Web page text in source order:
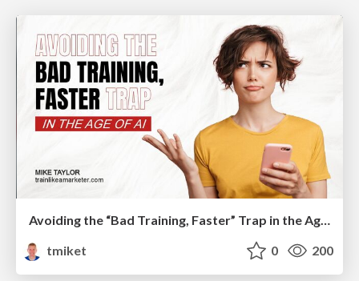
Avoiding the “Bad Training, Faster” Trap in the Age of AI
tmiket
0 200